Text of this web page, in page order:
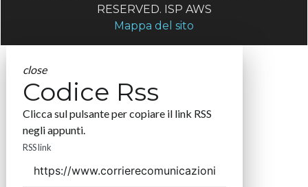
RESERVED. ISP AWS
Mappa del sito
close
Codice Rss
Clicca sul pulsante per copiare il link RSS
negli appunti.
RSS link